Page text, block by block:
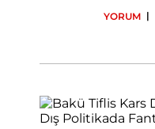
YORUM |